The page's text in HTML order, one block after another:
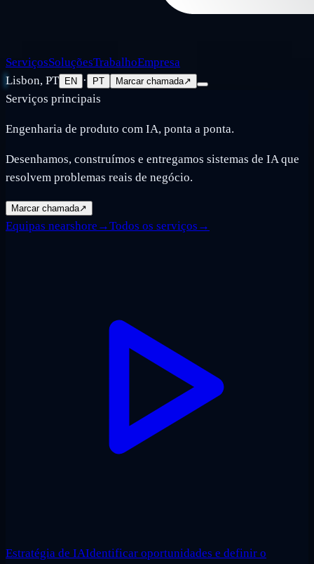
ServiçosSoluçõesTrabalhoEmpresa
Lisbon, PT
EN · PT Marcar chamada↗
Serviços principais
Engenharia de produto com IA, ponta a ponta.
Desenhamos, construímos e entregamos sistemas de IA que
resolvem problemas reais de negócio.
Marcar chamada↗
Equipas nearshore →Todos os serviços →
Estratégia de IAIdentificar oportunidades e definir o